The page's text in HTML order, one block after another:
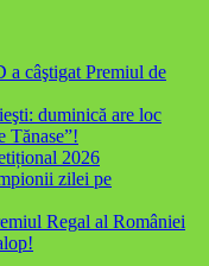
câştigat Premiul de
duminică are loc
Tănase”!
2026
zilei pe
Regal al României